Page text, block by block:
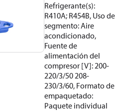
Refrigerante(s):
R410A; R454B, Uso de
segmento: Aire
acondicionado,
Fuente de
alimentación del
compresor [V]: 200-
220/3/50 208-
230/3/60, Formato de
empaquetado:
Paquete individual